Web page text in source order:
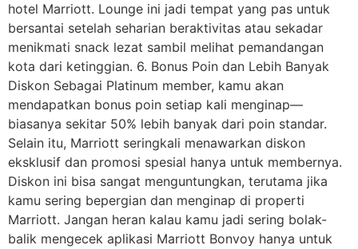
hotel Marriott. Lounge ini jadi tempat yang pas untuk
bersantai setelah seharian beraktivitas atau sekadar
menikmati snack lezat sambil melihat pemandangan
kota dari ketinggian. 6. Bonus Poin dan Lebih Banyak
Diskon Sebagai Platinum member, kamu akan
mendapatkan bonus poin setiap kali menginap—
biasanya sekitar 50% lebih banyak dari poin standar.
Selain itu, Marriott seringkali menawarkan diskon
eksklusif dan promosi spesial hanya untuk membernya.
Diskon ini bisa sangat menguntungkan, terutama jika
kamu sering bepergian dan menginap di properti
Marriott. Jangan heran kalau kamu jadi sering bolak-
balik mengecek aplikasi Marriott Bonvoy hanya untuk